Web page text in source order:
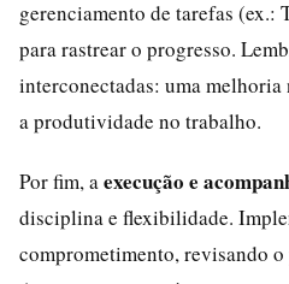
gerenciamento de tarefas
para rastrear o progresso.
interconectadas: uma
a produtividade no trabalho.
Por fim, aexecução e
disciplina e flexibilidade.
comprometimento, revisando